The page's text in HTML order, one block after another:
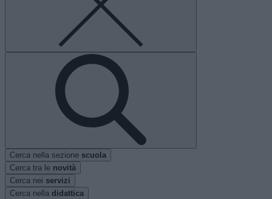
Cerca nella sezione scuola
Cerca tra le novità
Cerca nei servizi
Cerca nella didattica